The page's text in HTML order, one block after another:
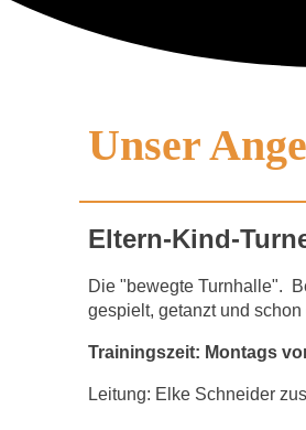
Unser
Eltern-Kind-
Die "bewegte Turnhalle".
gespielt, getanzt und
Trainingszeit: Montags
Leitung: Elke Schneider